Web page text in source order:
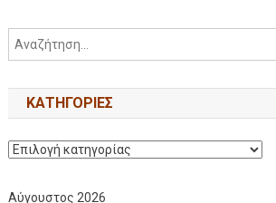
KΑΤΗΓΟΡΊΕΣ
Αύγουστος 2026